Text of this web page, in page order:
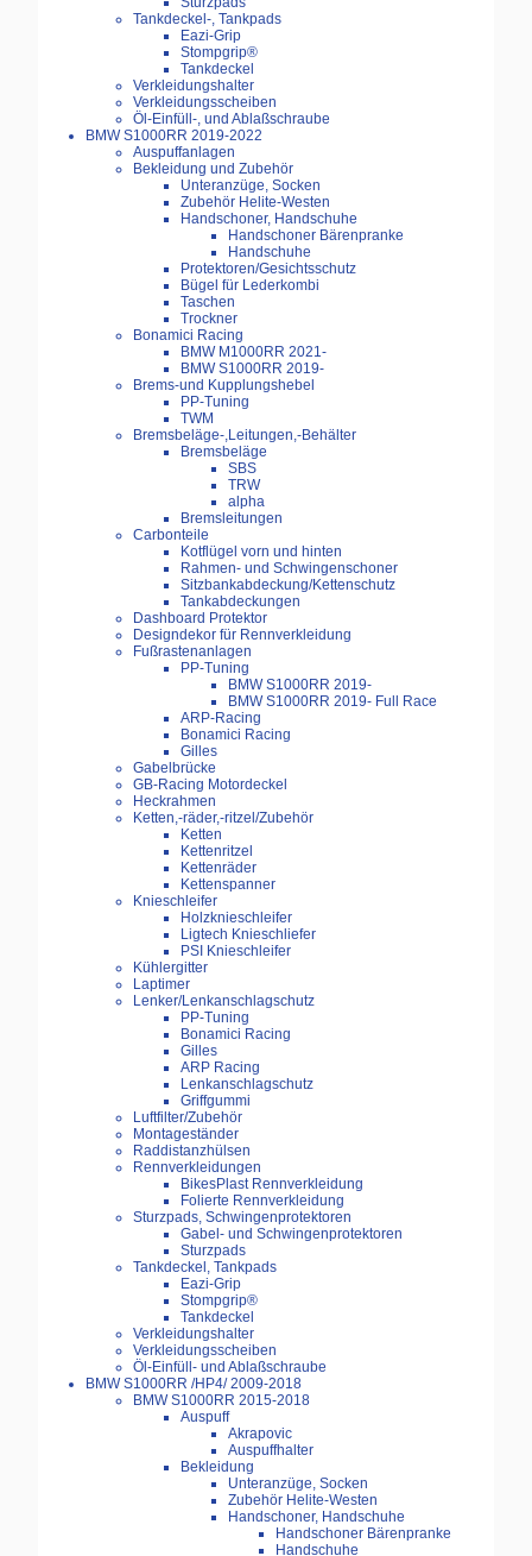
Tankdeckel-, Tankpads
Eazi-Grip
Stompgrip®
Tankdeckel
Verkleidungshalter
Verkleidungsscheiben
Öl-Einfüll-, und Ablaßschraube
BMW S1000RR 2019-2022
Auspuffanlagen
Bekleidung und Zubehör
Unteranzüge, Socken
Zubehör Helite-Westen
Handschoner, Handschuhe
Handschoner Bärenpranke
Handschuhe
Protektoren/Gesichtsschutz
Bügel für Lederkombi
Taschen
Trockner
Bonamici Racing
BMW M1000RR 2021-
BMW S1000RR 2019-
Brems-und Kupplungshebel
PP-Tuning
TWM
Bremsbeläge-,Leitungen,-Behälter
Bremsbeläge
SBS
TRW
alpha
Bremsleitungen
Carbonteile
Kotflügel vorn und hinten
Rahmen- und Schwingenschoner
Sitzbankabdeckung/Kettenschutz
Tankabdeckungen
Dashboard Protektor
Designdekor für Rennverkleidung
Fußrastenanlagen
PP-Tuning
BMW S1000RR 2019-
BMW S1000RR 2019- Full Race
ARP-Racing
Bonamici Racing
Gilles
Gabelbrücke
GB-Racing Motordeckel
Heckrahmen
Ketten,-räder,-ritzel/Zubehör
Ketten
Kettenritzel
Kettenräder
Kettenspanner
Knieschleifer
Holzknieschleifer
Ligtech Knieschliefer
PSI Knieschleifer
Kühlergitter
Laptimer
Lenker/Lenkanschlagschutz
PP-Tuning
Bonamici Racing
Gilles
ARP Racing
Lenkanschlagschutz
Griffgummi
Luftfilter/Zubehör
Montageständer
Raddistanzhülsen
Rennverkleidungen
BikesPlast Rennverkleidung
Folierte Rennverkleidung
Sturzpads, Schwingenprotektoren
Gabel- und Schwingenprotektoren
Sturzpads
Tankdeckel, Tankpads
Eazi-Grip
Stompgrip®
Tankdeckel
Verkleidungshalter
Verkleidungsscheiben
Öl-Einfüll- und Ablaßschraube
BMW S1000RR /HP4/ 2009-2018
BMW S1000RR 2015-2018
Auspuff
Akrapovic
Auspuffhalter
Bekleidung
Unteranzüge, Socken
Zubehör Helite-Westen
Handschoner, Handschuhe
Handschoner Bärenpranke
Handschuhe